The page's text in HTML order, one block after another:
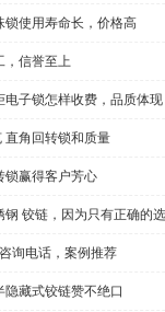
锁使用寿命长，价格高
，信誉至上
电子锁怎样收费，品质体现
直角回转锁和质量
锁赢得客户芳心
钢 铰链，因为只有正确的
询电话，案例推荐
隐藏式铰链赞不绝口